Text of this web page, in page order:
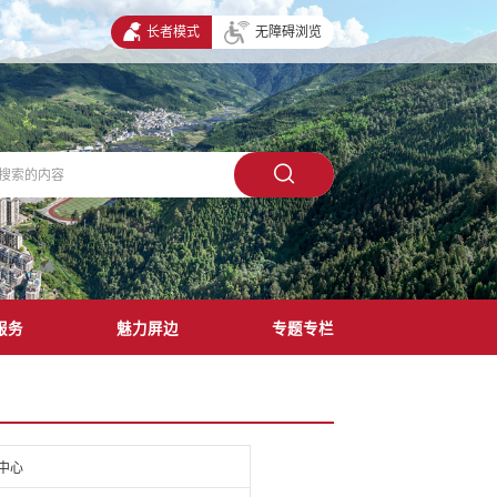
长者模式 无障碍浏览
务 魅力屏边 专题专栏
心